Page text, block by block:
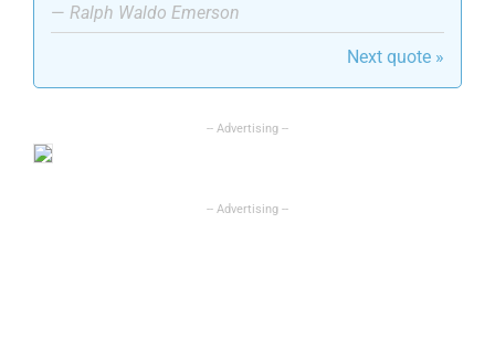
— Ralph Waldo Emerson
Next quote »